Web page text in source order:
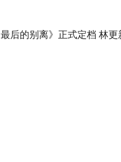
最后的别离》正式定档 林